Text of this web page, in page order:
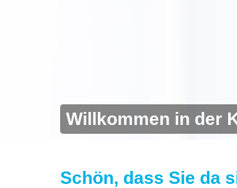
Willkommen in der
Schön, dass Sie da